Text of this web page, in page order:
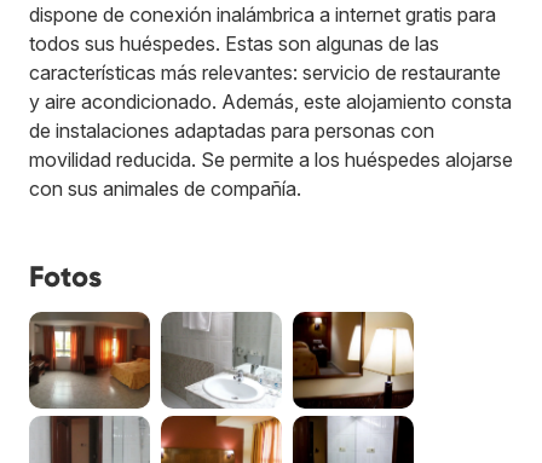
dispone de conexión inalámbrica a internet gratis para
todos sus huéspedes. Estas son algunas de las
características más relevantes: servicio de restaurante
y aire acondicionado. Además, este alojamiento consta
de instalaciones adaptadas para personas con
movilidad reducida. Se permite a los huéspedes alojarse
con sus animales de compañía.
Fotos